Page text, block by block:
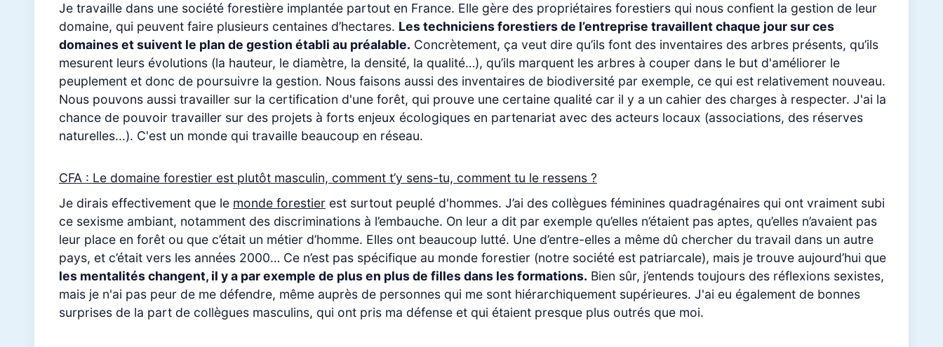
Je travaille dans une société forestière implantée partout en France. Elle gère des propriétaires forestiers qui nous confient la gestion de leur
domaine, qui peuvent faire plusieurs centaines d’hectares. Les techniciens forestiers de l’entreprise travaillent chaque jour sur ces
domaines et suivent le plan de gestion établi au préalable. Concrètement, ça veut dire qu’ils font des inventaires des arbres présents, qu’ils
mesurent leurs évolutions (la hauteur, le diamètre, la densité, la qualité…), qu’ils marquent les arbres à couper dans le but d'améliorer le
peuplement et donc de poursuivre la gestion. Nous faisons aussi des inventaires de biodiversité par exemple, ce qui est relativement nouveau.
Nous pouvons aussi travailler sur la certification d'une forêt, qui prouve une certaine qualité car il y a un cahier des charges à respecter. J'ai la
chance de pouvoir travailler sur des projets à forts enjeux écologiques en partenariat avec des acteurs locaux (associations, des réserves
naturelles...). C'est un monde qui travaille beaucoup en réseau.
CFA : Le domaine forestier est plutôt masculin, comment t’y sens-tu, comment tu le ressens ?
Je dirais effectivement que le monde forestier est surtout peuplé d'hommes. J’ai des collègues féminines quadragénaires qui ont vraiment subi
ce sexisme ambiant, notamment des discriminations à l’embauche. On leur a dit par exemple qu’elles n’étaient pas aptes, qu’elles n’avaient pas
leur place en forêt ou que c’était un métier d’homme. Elles ont beaucoup lutté. Une d’entre-elles a même dû chercher du travail dans un autre
pays, et c’était vers les années 2000… Ce n’est pas spécifique au monde forestier (notre société est patriarcale), mais je trouve aujourd’hui que
les mentalités changent, il y a par exemple de plus en plus de filles dans les formations. Bien sûr, j’entends toujours des réflexions sexistes,
mais je n'ai pas peur de me défendre, même auprès de personnes qui me sont hiérarchiquement supérieures. J'ai eu également de bonnes
surprises de la part de collègues masculins, qui ont pris ma défense et qui étaient presque plus outrés que moi.